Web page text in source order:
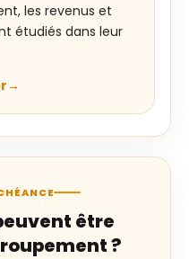
les revenus et
étudiés dans leur
être
?